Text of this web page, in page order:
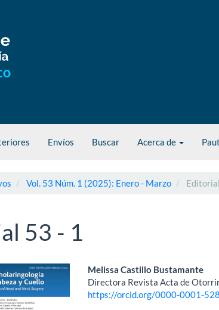
Envíos Buscar Acerca de
Vol. 53 Núm. 1 (2025): Enero - Marzo Editorial
53 - 1
Contenido
principal
Melissa Castillo Bustamante
Directora Revista Acta de
https://orcid.org/0000-0001-